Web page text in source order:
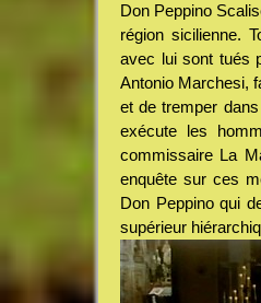
Don Peppino
région sicilienne.
avec lui sont tués
Antonio Marchesi,
et de tremper
exécute les
commissaire La
enquête sur ces
Don Peppino qui
supérieur